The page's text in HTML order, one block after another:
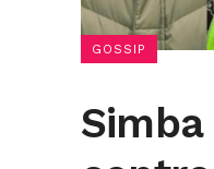
GOSSIP
Simba